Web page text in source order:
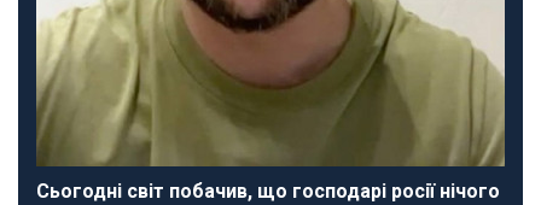
Сьогодні світ побачив, що господарі росії нічого